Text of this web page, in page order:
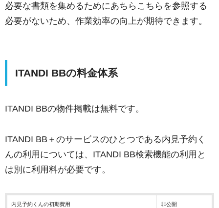
必要な書類を集めるためにあちらこちらを参照する
必要がないため、作業効率の向上が期待できます。
ITANDI BBの料金体系
ITANDI BBの物件掲載は無料です。
ITANDI BB＋のサービスのひとつである内見予約く
んの利用については、ITANDI BB検索機能の利用と
は別に利用料が必要です。
内見予約くんの初期費用 非公開